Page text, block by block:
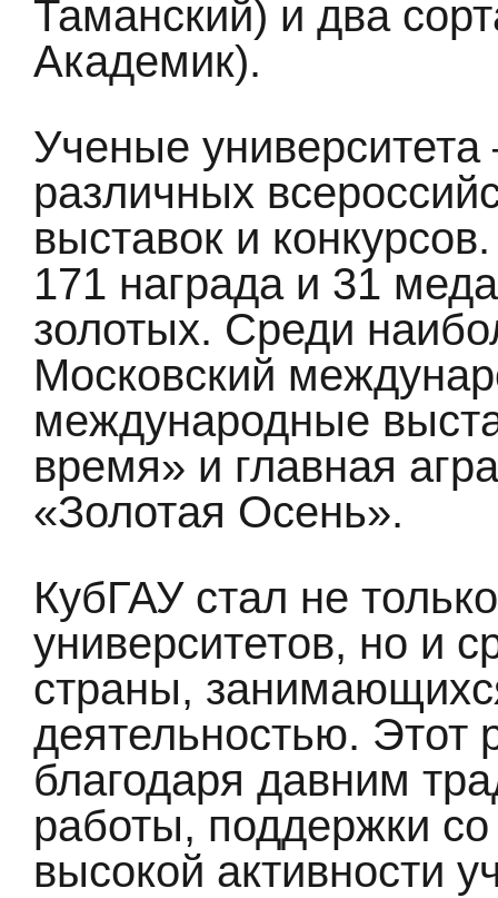
Таманский) и два
Академик).
Ученые университета
различных
выставок и
171 награда и 31
золотых. Среди
Московский
международные
время» и главная
«Золотая Осень».
КубГАУ стал не
университетов, но и
страны,
деятельностью. Этот
благодаря давним
работы, поддержки
высокой активности